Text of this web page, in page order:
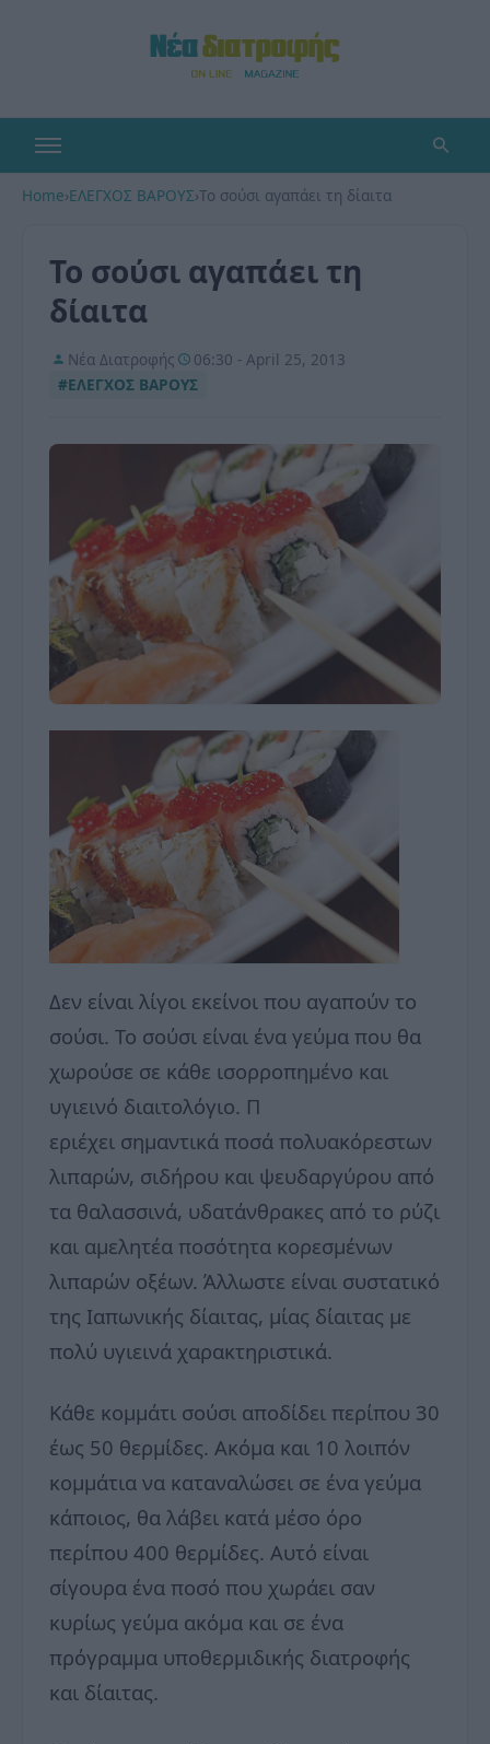
Home›ΕΛΕΓΧΟΣ ΒΑΡΟΥΣ›To σούσι αγαπάει τη δίαιτα
To σούσι αγαπάει τη
δίαιτα
Νέα Διατροφής
06:30 - April 25, 2013
#ΕΛΕΓΧΟΣ ΒΑΡΟΥΣ
Δεν είναι λίγοι εκείνοι που αγαπούν το
σούσι. Το σούσι είναι ένα γεύμα που θα
χωρούσε σε κάθε ισορροπημένο και
υγιεινό διαιτολόγιο. Π
εριέχει σημαντικά ποσά πολυακόρεστων
λιπαρών, σιδήρου και ψευδαργύρου από
τα θαλασσινά, υδατάνθρακες από το ρύζι
και αμελητέα ποσότητα κορεσμένων
λιπαρών οξέων. Άλλωστε είναι συστατικό
της Ιαπωνικής δίαιτας, μίας δίαιτας με
πολύ υγιεινά χαρακτηριστικά.
Κάθε κομμάτι σούσι αποδίδει περίπου 30
έως 50 θερμίδες. Ακόμα και 10 λοιπόν
κομμάτια να καταναλώσει σε ένα γεύμα
κάποιος, θα λάβει κατά μέσο όρο
περίπου 400 θερμίδες. Αυτό είναι
σίγουρα ένα ποσό που χωράει σαν
κυρίως γεύμα ακόμα και σε ένα
πρόγραμμα υποθερμιδικής διατροφής
και δίαιτας.